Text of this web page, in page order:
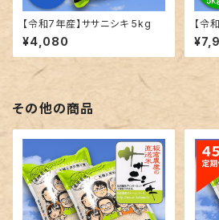
【令和7年産】ササニシキ 5kg
¥4,080
【令
その他の商品